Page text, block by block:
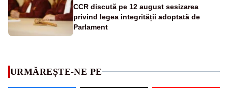
CCR discută pe 12 august sesizarea
privind legea integrității adoptată de
Parlament
URMĂREȘTE-NE PE